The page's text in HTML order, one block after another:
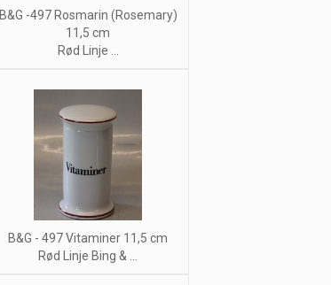
B&G -497 Rosmarin (Rosemary)
11,5 cm
Rød Linje ...
B&G - 497 Vitaminer 11,5 cm
Rød Linje Bing & ...